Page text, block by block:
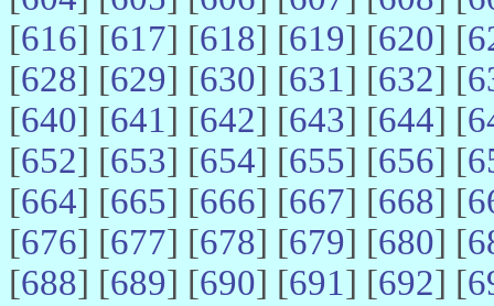
[616] [617] [618] [619] [620] [
[628] [629] [630] [631] [632] [
[640] [641] [642] [643] [644] [
[652] [653] [654] [655] [656] [
[664] [665] [666] [667] [668] [
[676] [677] [678] [679] [680] [
[688] [689] [690] [691] [692] [